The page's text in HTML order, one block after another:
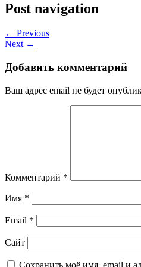
Post navigation
← Previous
Next →
Добавить комментарий
Ваш адрес email не будет
Комментарий *
Имя *
Email *
Сайт
Сохранить моё имя, email и